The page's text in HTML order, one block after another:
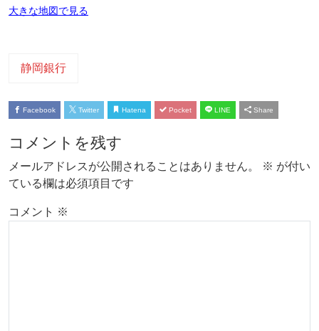
大きな地図で見る
静岡銀行
Facebook Twitter Hatena Pocket LINE Share
コメントを残す
メールアドレスが公開されることはありません。 ※ が付い
ている欄は必須項目です
コメント ※